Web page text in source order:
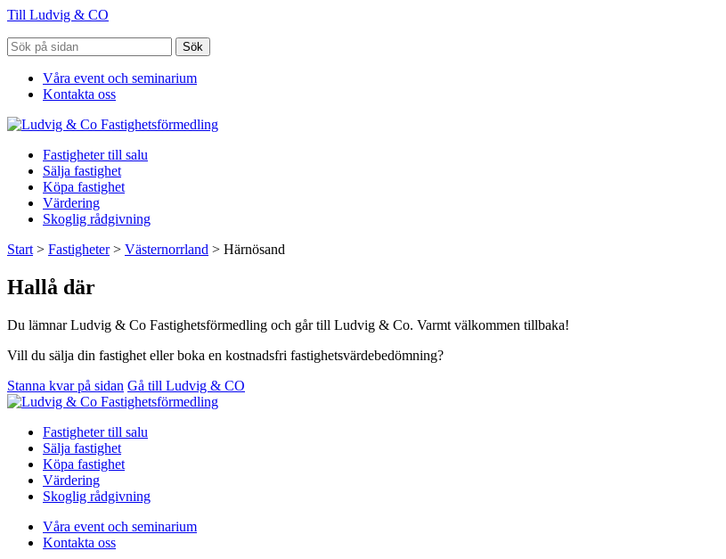
Till Ludvig & CO
Sök
Våra event och seminarium
Kontakta oss
Fastigheter till salu
Sälja fastighet
Köpa fastighet
Värdering
Skoglig rådgivning
Start > Fastigheter> Västernorrland > Härnösand
Hallå där
Du lämnar Ludvig & Co Fastighetsförmedling och går till Ludvig & Co. Varmt välkommen tillbaka!
Vill du sälja din fastighet eller boka en kostnadsfri fastighetsvärdebedömning?
Stanna kvar på sidan Gå till Ludvig & CO
Fastigheter till salu
Sälja fastighet
Köpa fastighet
Värdering
Skoglig rådgivning
Våra event och seminarium
Kontakta oss